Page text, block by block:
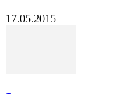
17.05.2015